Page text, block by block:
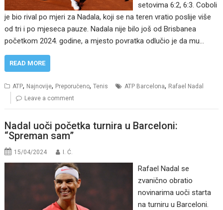
setovima 6:2, 6:3. Coboli
je bio rival po mjeri za Nadala, koji se na teren vratio poslije više
od tri i po mjeseca pauze. Nadala nije bilo još od Brisbanea
početkom 2024. godine, a mjesto povratka odlučio je da mu…
READ MORE
ATP, Najnovije, Preporučeno,Tenis ATP Barcelona, Rafael Nadal
Leave a comment
Nadal uoči početka turnira u Barceloni:
“Spreman sam”
15/04/2024 I. Ć.
Rafael Nadal se
zvanično obratio
novinarima uoči starta
na turniru u Barceloni.